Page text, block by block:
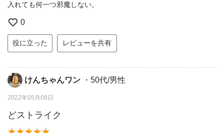
入れても何一つ邪魔しない。
0
役に立った レビューを共有
けんちゃんワン ・50代/男性
2022年05月08日
どストライク